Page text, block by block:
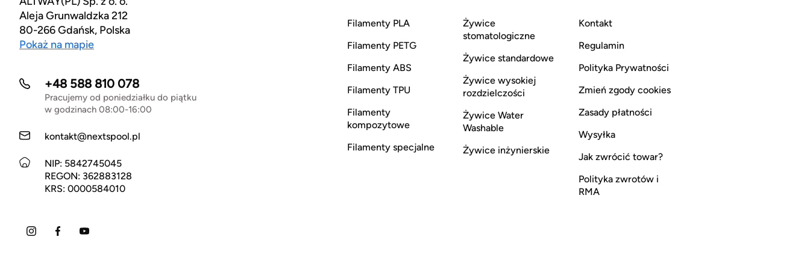
Aleja Grunwaldzka 212
80-266 Gdańsk, Polska
Pokaż na mapie
+48 588 810 078
Pracujemy od poniedziałku do piątku
w godzinach 08:00-16:00
kontakt@nextspool.pl
NIP: 5842745045
REGON: 362883128
KRS: 0000584010
Filamenty PLA
Filamenty PETG
Filamenty ABS
Filamenty TPU
Filamenty
kompozytowe
Filamenty specjalne
Żywice
stomatologiczne
Żywice standardowe
Żywice wysokiej
rozdzielczości
Żywice Water
Washable
Żywice inżynierskie
Kontakt
Regulamin
Polityka Prywatności
Zmień zgody cookies
Zasady płatności
Wysyłka
Jak zwrócić towar?
Polityka zwrotów i
RMA